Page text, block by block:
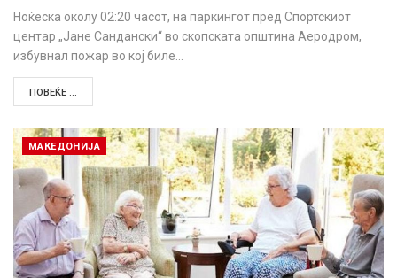
Ноќеска околу 02:20 часот, на паркингот пред Спортскиот
центар „Јане Сандански“ во скопската општина Аеродром,
избувнал пожар во кој биле…
ПОВЕЌЕ ...
МАКЕДОНИЈА